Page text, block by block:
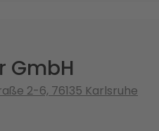
GmbH
2-6, 76135 Karlsruhe